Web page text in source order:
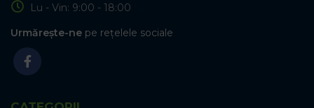
Lu - Vin: 9:00 - 18:00
Urmărește-ne pe rețelele sociale